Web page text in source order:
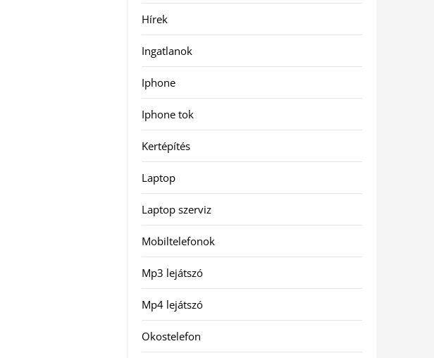
Hírek
Ingatlanok
Iphone
Iphone tok
Kertépítés
Laptop
Laptop szerviz
Mobiltelefonok
Mp3 lejátszó
Mp4 lejátszó
Okostelefon